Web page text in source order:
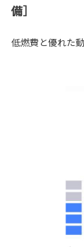
備］
低燃費と優れた